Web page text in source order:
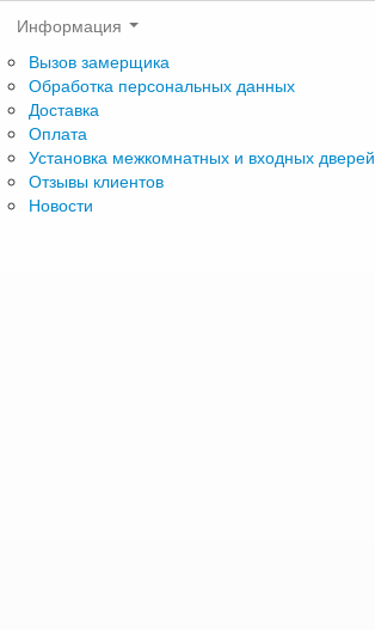
Информация
Вызов замерщика
Обработка персональных данных
Доставка
Оплата
Установка межкомнатных и входных дверей
Отзывы клиентов
Новости